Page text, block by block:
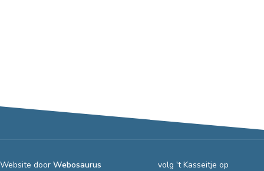
volg 't Kasseitje op
Website door Webosaurus